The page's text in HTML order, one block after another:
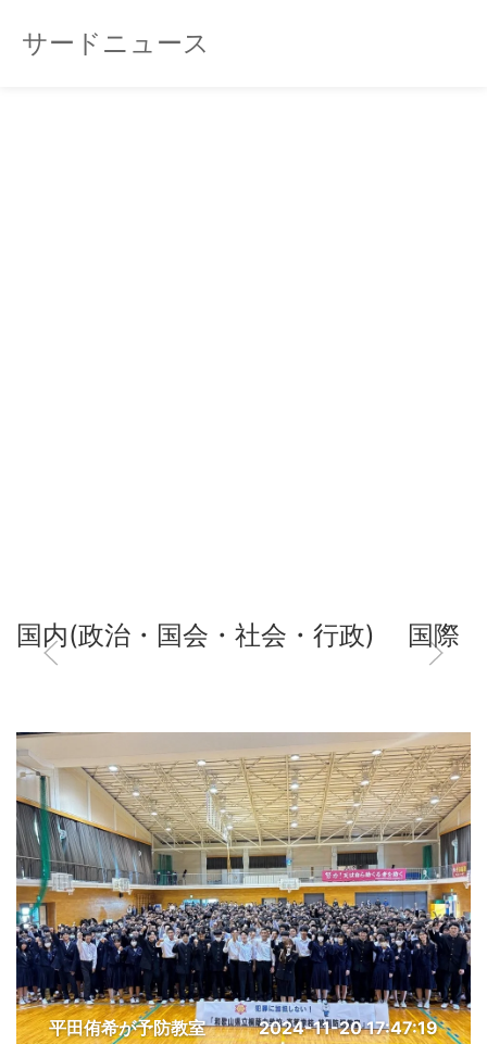
サードニュース
国内(政治・国会・社会・行政) 国際
平田侑希が予防教室 2024-11-20 17:47:19